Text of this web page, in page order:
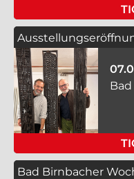
Bad Birnbacher